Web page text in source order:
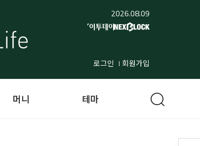
2026.08.09
로그인 회원가입
머니 테마